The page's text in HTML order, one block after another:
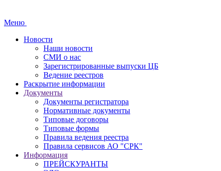
Меню
Новости
Наши новости
СМИ о нас
Зарегистрированные выпуски ЦБ
Ведение реестров
Раскрытие информации
Документы
Документы регистратора
Нормативные документы
Типовые договоры
Типовые формы
Правила ведения реестра
Правила сервисов АО "СРК"
Информация
ПРЕЙСКУРАНТЫ